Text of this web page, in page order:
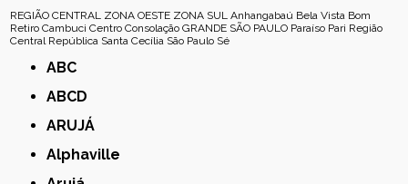
REGIÃO CENTRAL ZONA OESTE ZONA SUL Anhangabaú Bela Vista Bom
Retiro Cambuci Centro Consolação GRANDE SÃO PAULO Paraíso Pari Região
Central República Santa Cecília São Paulo Sé
ABC
ABCD
ARUJÁ
Alphaville